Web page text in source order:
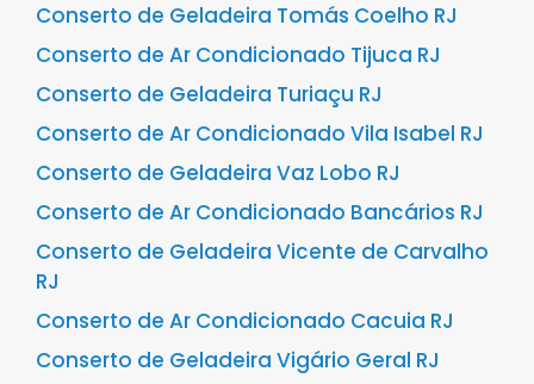
Conserto de Geladeira Tomás Coelho RJ
Conserto de Ar Condicionado Tijuca RJ
Conserto de Geladeira Turiaçu RJ
Conserto de Ar Condicionado Vila Isabel RJ
Conserto de Geladeira Vaz Lobo RJ
Conserto de Ar Condicionado Bancários RJ
Conserto de Geladeira Vicente de Carvalho
RJ
Conserto de Ar Condicionado Cacuia RJ
Conserto de Geladeira Vigário Geral RJ